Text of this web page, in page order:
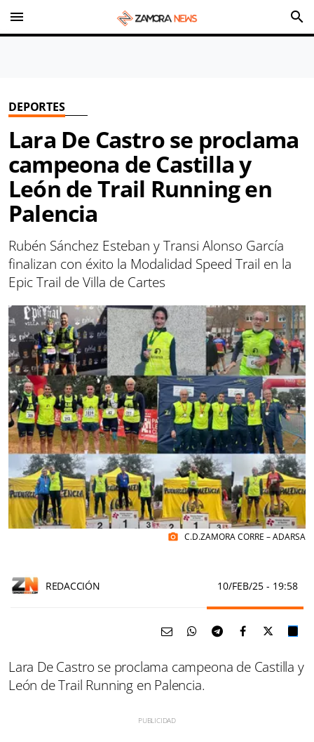
menu search
DEPORTES
Lara De Castro se proclama
campeona de Castilla y
León de Trail Running en
Palencia
Rubén Sánchez Esteban y Transi Alonso García
finalizan con éxito la Modalidad Speed ​​Trail en la
Epic Trail de Villa de Cartes
photo_camera C.D.ZAMORA CORRE – ADARSA
REDACCIÓN 10/FEB/25 - 19:58
Lara De Castro se proclama campeona de Castilla y
León de Trail Running en Palencia.